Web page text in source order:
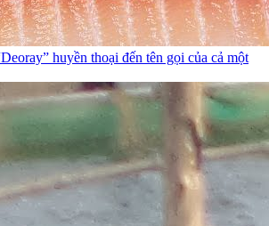
huyền thoại đến tên gọi của cả một